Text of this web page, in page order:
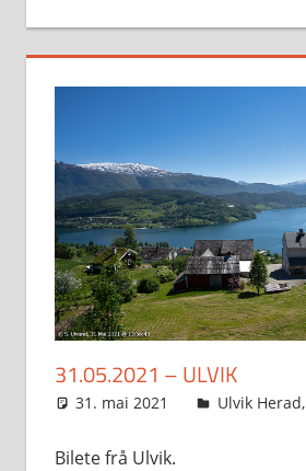
31.05.2021 – ULVIK
31. mai 2021 Svein
Ulvik Herad,
Bilete frå Ulvik.